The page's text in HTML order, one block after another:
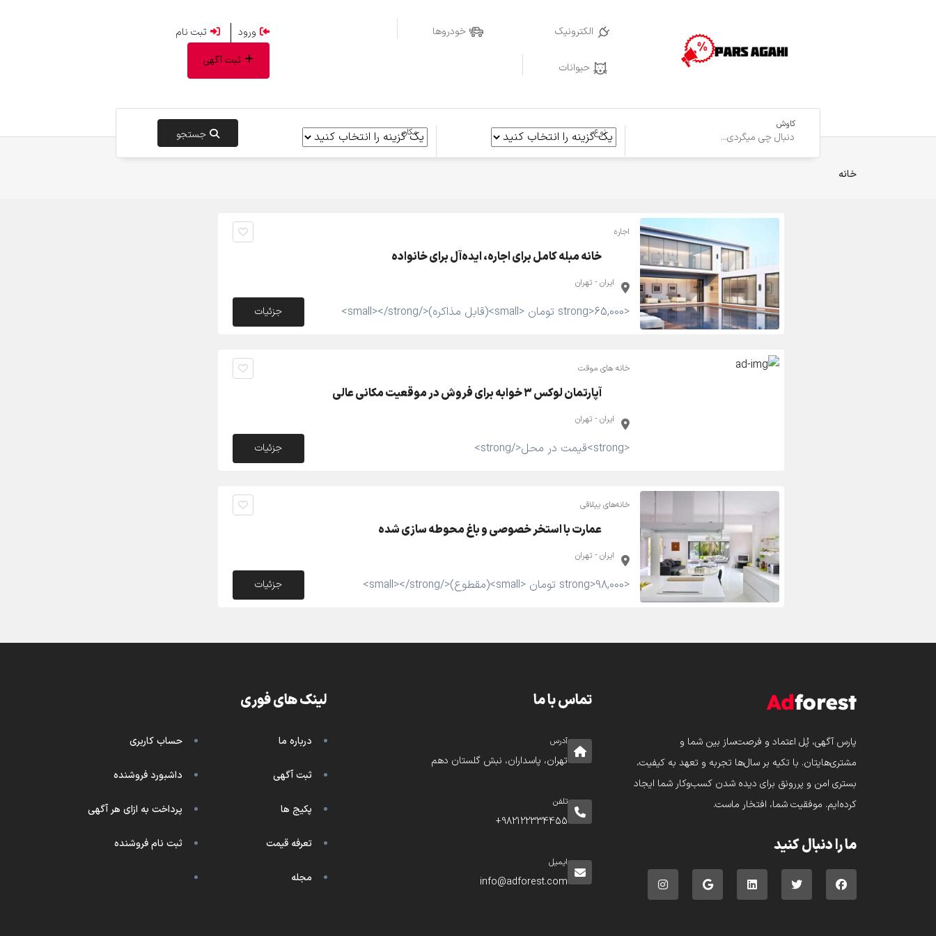
الکترونیک خودروها
حیوانات
کاوش
نوع مکان جستجو
ورود
ثبت نام
ثبت آگهی
خانه
اجاره
خانه مبله کامل برای اجاره، ایده‌آل برای خانواده
ایران - تهران
<strong>65,000 تومان <small>(قابل مذاکره)</small></strong> جزئیات
خانه های موقت
آپارتمان لوکس ۳ خوابه برای فروش در موقعیت مکانی عالی
ایران - تهران
<strong>قیمت در محل</strong> جزئیات
خانه‌های ییلاقی
عمارت با استخر خصوصی و باغ محوطه سازی شده
ایران - تهران
<strong>98,000 تومان <small>(مقطوع)</small></strong> جزئیات
پارس‌ آگهی، پُل اعتماد و فرصت‌ساز بین شما و
مشتری‌هایتان. با تکیه بر سال‌ها تجربه و تعهد به کیفیت،
بستری امن و پررونق برای دیده شدن کسب‌وکار شما ایجاد
کرده‌ایم. موفقیت شما، افتخار ماست.
ما را دنبال کنید
تماس با ما
آدرس
تهران، پاسداران، نبش گلستان دهم
تلفن
982122334455+
ایمیل
info@adforest.com
لینک های فوری
درباره ما
ثبت آگهی
پکیج ها
تعرفه قیمت
مجله
حساب کاربری
داشبورد فروشنده
پرداخت به ازای هر آگهی
ثبت نام فروشنده